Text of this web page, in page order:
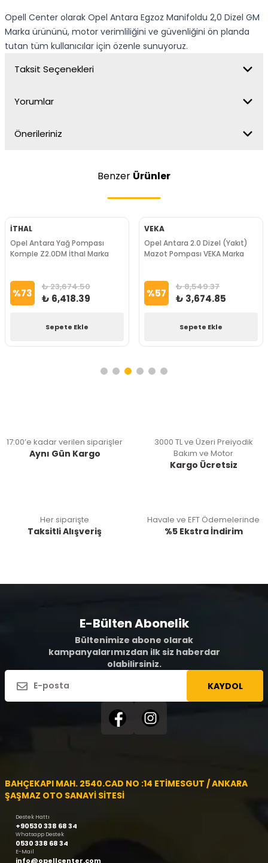
Opell Center olarak Opel Antara Egzoz Manifoldu 2,0 Dizel GM
Marka ürününü, motor verimliliğini ve güvenliğini ön planda
tutan tüm kullanıcılar için özenle sunuyoruz.
Taksit Seçenekleri
Yorumlar
Önerileriniz
Benzer Ürünler
İTHAL
Opel Antara Yağ Pompası
Komple Z2.0DM İthal Marka
%73 ₺ 23,674.50
₺ 6,418.39
Sepete Ekle
VEKA
Opel Antara 2.0 Dizel (Yakıt)
Mazot Pompası VEKA Marka
%57 ₺ 8,549.37
₺ 3,674.85
Sepete Ekle
17:00’e kadar verilen siparişler
Aynı Gün Kargo
3000 TL ve Üzeri Preiyodik
Bakım ve Motor
Kargo Ücretsiz
Her siparişte
Taksitli Alışveriş
Havale ve EFT Ödemelerinde
%5 Ekstra İndirim
E-Bülten Abonelik
Bültenimize abone olarak
kampanyalarımızdan ilk siz haberdar
olabilirsiniz.
KAYDOL
BAHÇEKAPI MAH. 2540.CAD NO :14 ETİMESGUT / ANKARA
ŞAŞMAZ OTO SANAYİ SİTESİ
Destek Hattı
+90530 338 68 34
Whatsapp Destek
0530 338 68 34
E-Mail
info@opellcenter.com